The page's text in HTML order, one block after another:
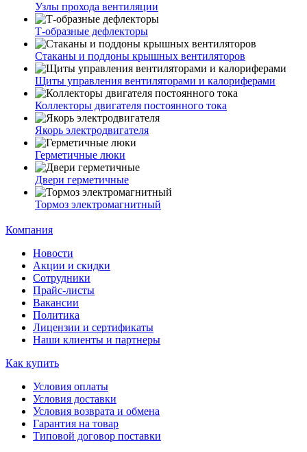
Узлы прохода вентиляции
Т-образные дефлекторы
Стаканы и поддоны крышных вентиляторов
Щиты управления вентиляторами и калориферами
Коллекторы двигателя постоянного тока
Якорь электродвигателя
Герметичные люки
Двери герметичные
Тормоз электромагнитный
Компания
Новости
Акции и скидки
Сотрудники
Прайс-листы
Вакансии
Политика
Лицензии и сертификаты
Наши клиенты и партнеры
Как купить
Условия оплаты
Условия доставки
Условия возврата и обмена
Гарантия на товар
Типовой договор поставки